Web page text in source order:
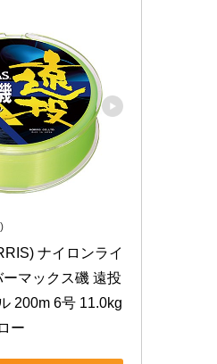
ナイロンライ
ーマックス磯 遠投
200m 6号 11.0kg
ー